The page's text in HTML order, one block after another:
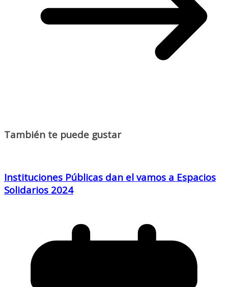
También te puede gustar
Instituciones Públicas dan el vamos a Espacios
Solidarios 2024